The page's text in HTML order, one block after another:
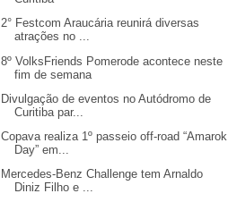
2° Festcom Araucária reunirá diversas
atrações no ...
8º VolksFriends Pomerode acontece neste
fim de semana
Divulgação de eventos no Autódromo de
Curitiba par...
Copava realiza 1º passeio off-road “Amarok
Day” em...
Mercedes-Benz Challenge tem Arnaldo
Diniz Filho e ...